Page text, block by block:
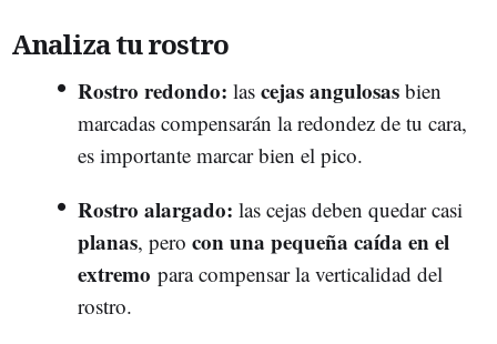
Analiza tu rostro
Rostro redondo: las cejas angulosas bien
marcadas compensarán la redondez de tu cara,
es importante marcar bien el pico.
Rostro alargado: las cejas deben quedar casi
planas, pero con una pequeña caída en el
extremo para compensar la verticalidad del
rostro.